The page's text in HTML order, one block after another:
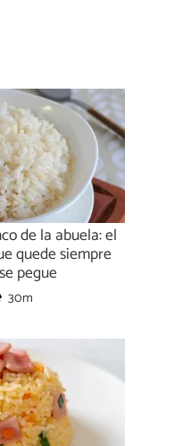
de la abuela: el
quede siempre
pegue
30m